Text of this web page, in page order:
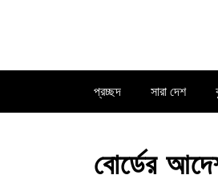
প্রচ্ছদ সারা দেশ
বোর্ডের